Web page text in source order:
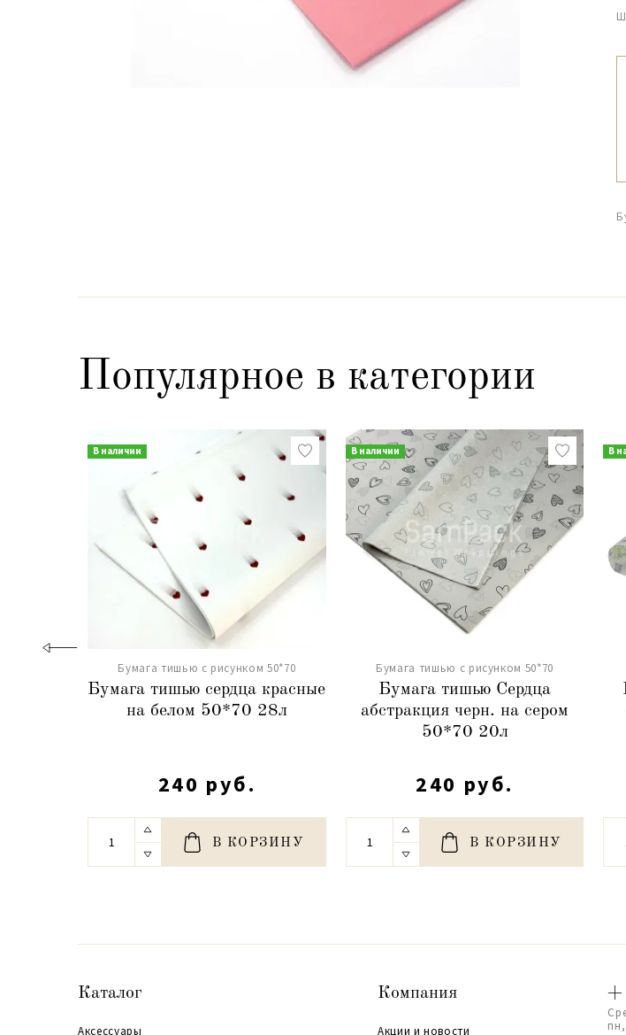
Популярное в категории
В наличии
Бумага тишью с рисунком 50*70
Бумага тишью сердца красные
на белом 50*70 28л
240 руб.
В КОРЗИНУ
В наличии
Бумага тишью с рисунком 50*70
Бумага тишью Сердца
абстракция черн. на сером
50*70 20л
240 руб.
В КОРЗИНУ
В
Каталог
Аксессуары
Компания
Акции и новости
+